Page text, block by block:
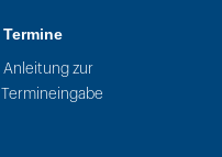
Termine
Anleitung zur
Termineingabe